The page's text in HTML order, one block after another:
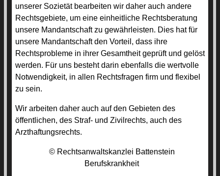
unserer Sozietät bearbeiten wir daher auch andere
Rechtsgebiete, um eine einheitliche Rechtsberatung
unsere Mandantschaft zu gewährleisten. Dies hat für
unsere Mandantschaft den Vorteil, dass ihre
Rechtsprobleme in ihrer Gesamtheit geprüft und gelöst
werden. Für uns besteht darin ebenfalls die wertvolle
Notwendigkeit, in allen Rechtsfragen firm und flexibel
zu sein.
Wir arbeiten daher auch auf den Gebieten des
öffentlichen, des Straf- und Zivilrechts, auch des
Arzthaftungsrechts.
© Rechtsanwaltskanzlei Battenstein
Berufskrankheit